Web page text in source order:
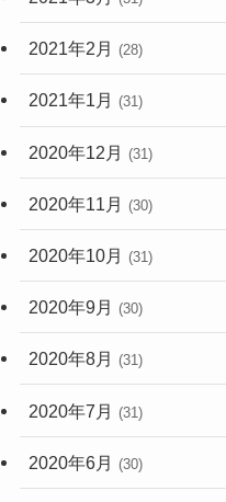
2021年2月 (28)
2021年1月 (31)
2020年12月 (31)
2020年11月 (30)
2020年10月 (31)
2020年9月 (30)
2020年8月 (31)
2020年7月 (31)
2020年6月 (30)